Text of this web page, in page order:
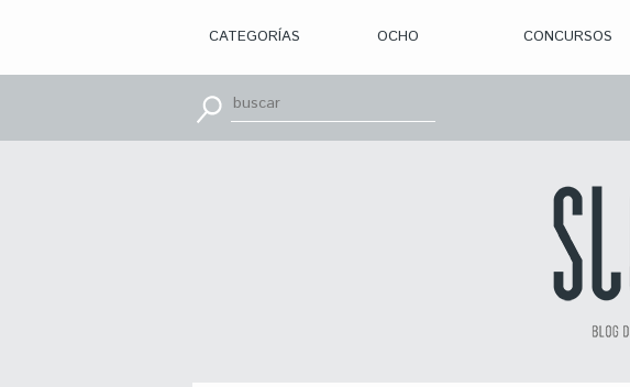
CATEGORÍAS
> DISEÑO
> APRENDE
CON
OCHO CONCURSOS
> CON. CERRADA